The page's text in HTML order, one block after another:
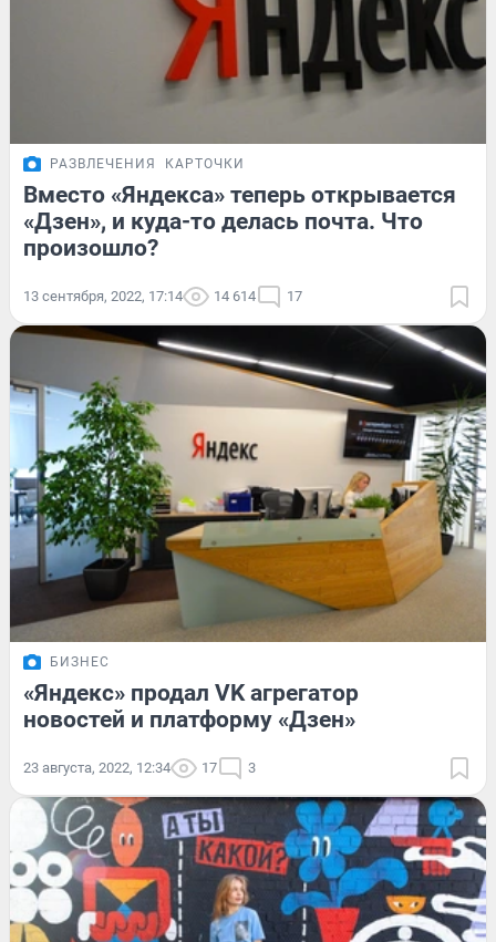
РАЗВЛЕЧЕНИЯ КАРТОЧКИ
Вместо «Яндекса» теперь открывается
«Дзен», и куда-то делась почта. Что
произошло?
13 сентября, 2022, 17:14 14 614 17
БИЗНЕС
«Яндекс» продал VK агрегатор
новостей и платформу «Дзен»
23 августа, 2022, 12:34 17 3